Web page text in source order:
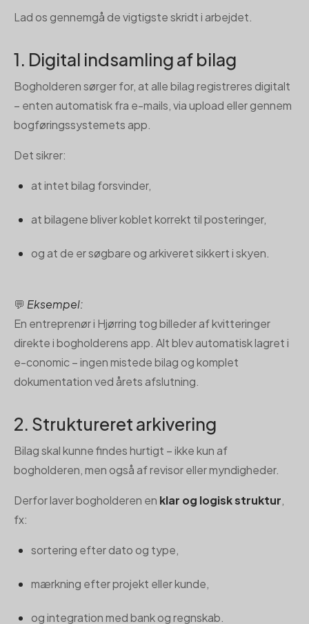
Lad os gennemgå de vigtigste skridt i arbejdet.
1. Digital indsamling af bilag
Bogholderen sørger for, at alle bilag registreres digitalt
– enten automatisk fra e-mails, via upload eller gennem
bogføringssystemets app.
Det sikrer:
at intet bilag forsvinder,
at bilagene bliver koblet korrekt til posteringer,
og at de er søgbare og arkiveret sikkert i skyen.
💬 Eksempel:
En entreprenør i Hjørring tog billeder af kvitteringer
direkte i bogholderens app. Alt blev automatisk lagret i
e-conomic – ingen mistede bilag og komplet
dokumentation ved årets afslutning.
2. Struktureret arkivering
Bilag skal kunne findes hurtigt – ikke kun af
bogholderen, men også af revisor eller myndigheder.
Derfor laver bogholderen en klar og logisk struktur,
fx:
sortering efter dato og type,
mærkning efter projekt eller kunde,
og integration med bank og regnskab.